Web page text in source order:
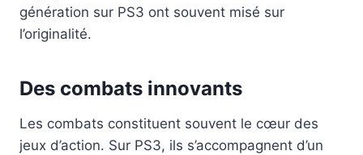
génération sur PS3 ont souvent misé sur
l’originalité.
Des combats innovants
Les combats constituent souvent le cœur des
jeux d’action. Sur PS3, ils s’accompagnent d’un